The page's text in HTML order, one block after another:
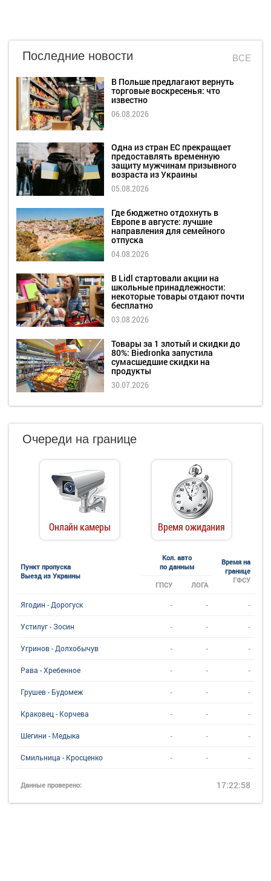
Последние новости ВСЕ
В Польше предлагают вернуть
торговые воскресенья: что
известно
06.08.2026
Одна из стран ЕС прекращает
предоставлять временную
защиту мужчинам призывного
возраста из Украины
05.08.2026
Где бюджетно отдохнуть в
Европе в августе: лучшие
направления для семейного
отпуска
04.08.2026
В Lidl стартовали акции на
школьные принадлежности:
некоторые товары отдают почти
бесплатно
03.08.2026
Товары за 1 злотый и скидки до
80%: Biedronka запустила
сумасшедшие скидки на
продукты
30.07.2026
Очереди на границе
Онлайн камеры Время ожидания
Пункт пропуска
Выезд из Украины
Кол. авто
по данным
Время на
границе
ГФСУ
ГПСУ ЛОГА
Ягодин - Дорогуск - - -
Устилуг - Зосин - - -
Угринов - Долхобычув - - -
Рава - Хребенное - - -
Грушев - Будомеж - - -
Краковец - Корчева - - -
Шегини - Медыка - - -
Смильница - Кросценко - - -
Данные проверено: 17:22:58